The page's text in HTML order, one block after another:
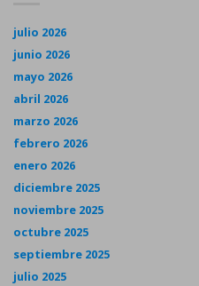
julio 2026
junio 2026
mayo 2026
abril 2026
marzo 2026
febrero 2026
enero 2026
diciembre 2025
noviembre 2025
octubre 2025
septiembre 2025
julio 2025